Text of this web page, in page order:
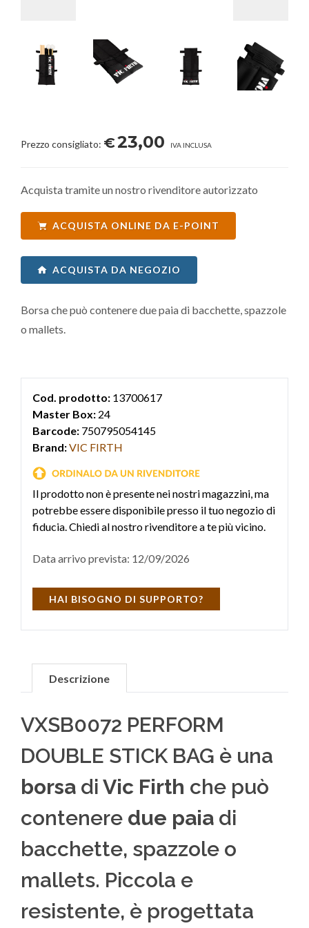
Prezzo consigliato: €23,00 IVA INCLUSA
Acquista tramite un nostro rivenditore autorizzato
ACQUISTA ONLINE DA E-POINT
ACQUISTA DA NEGOZIO
Borsa che può contenere due paia di bacchette, spazzole
o mallets.
Cod. prodotto: 13700617
Master Box: 24
Barcode: 750795054145
Brand:VIC FIRTH
Il prodotto non è presente nei nostri magazzini, ma
potrebbe essere disponibile presso il tuo negozio di
fiducia. Chiedi al nostro rivenditore a te più vicino.
Data arrivo prevista: 12/09/2026
HAI BISOGNO DI SUPPORTO?
Descrizione
VXSB0072 PERFORM
DOUBLE STICK BAG è una
borsa di Vic Firth che può
contenere due paia di
bacchette, spazzole o
mallets. Piccola e
resistente, è progettata